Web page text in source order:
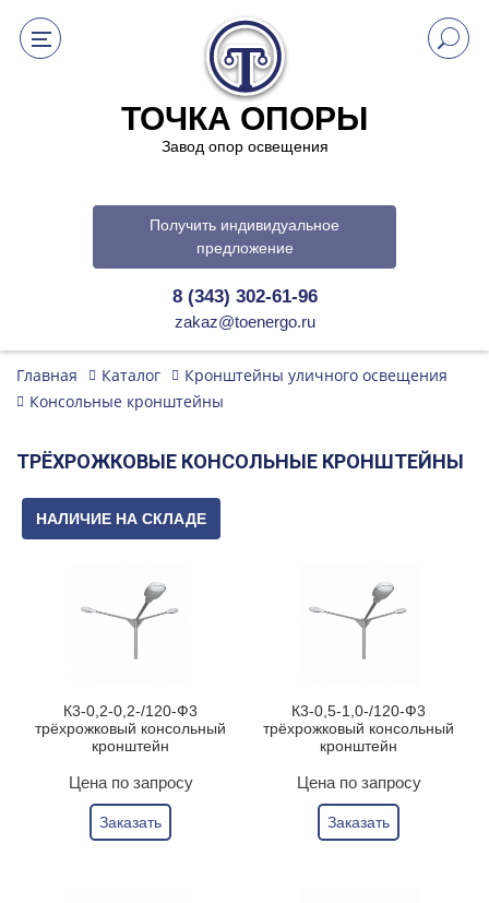
ТОЧКА ОПОРЫ
Завод опор освещения
Получить индивидуальное
предложение
8 (343) 302-61-96
zakaz@toenergo.ru
Главная Каталог
Кронштейны уличного освещения
Консольные кронштейны
ТРЁХРОЖКОВЫЕ КОНСОЛЬНЫЕ КРОНШТЕЙНЫ
НАЛИЧИЕ НА СКЛАДЕ
К3-0,2-0,2-/120-Ф3
трёхрожковый консольный
кронштейн
Цена по запросу
Заказать
К3-0,5-1,0-/120-Ф3
трёхрожковый консольный
кронштейн
Цена по запросу
Заказать